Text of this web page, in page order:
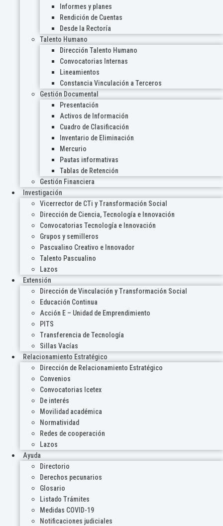
Informes y planes
Rendición de Cuentas
Desde la Rectoría
Talento Humano
Dirección Talento Humano
Convocatorias Internas
Lineamientos
Constancia Vinculación a Terceros
Gestión Documental
Presentación
Activos de Información
Cuadro de Clasificación
Inventario de Eliminación
Mercurio
Pautas informativas
Tablas de Retención
Gestión Financiera
Investigación
Vicerrector de CTi y Transformación Social
Dirección de Ciencia, Tecnología e Innovación
Convocatorias Tecnología e Innovación
Grupos y semilleros
Pascualino Creativo e Innovador
Talento Pascualino
Lazos
Extensión
Dirección de Vinculación y Transformación Social
Educación Continua
Acción E – Unidad de Emprendimiento
PITS
Transferencia de Tecnología
Sillas Vacías
Relacionamiento Estratégico
Dirección de Relacionamiento Estratégico
Convenios
Convocatorias Icetex
De interés
Movilidad académica
Normatividad
Redes de cooperación
Lazos
Ayuda
Directorio
Derechos pecunarios
Glosario
Listado Trámites
Medidas COVID-19
Notificaciones judiciales